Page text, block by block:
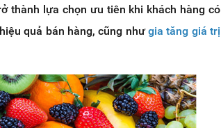
thành lựa chọn ưu tiên khi khách hàng có
quả bán hàng, cũng nhưgia tăng giá trị